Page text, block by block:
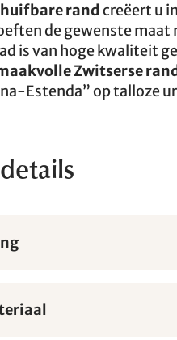
rand creëert u
de gewenste
is van hoge kwaliteit
Zwitserse
Estenda” op talloze